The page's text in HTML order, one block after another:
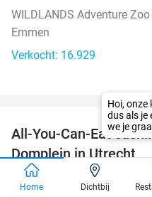
WILDLANDS Adventure
Emmen
Verkocht: 16.929
All-You-Can-Eat
Domplein in Utrecht
Sushi Koi Utrecht
Home Dichtbij